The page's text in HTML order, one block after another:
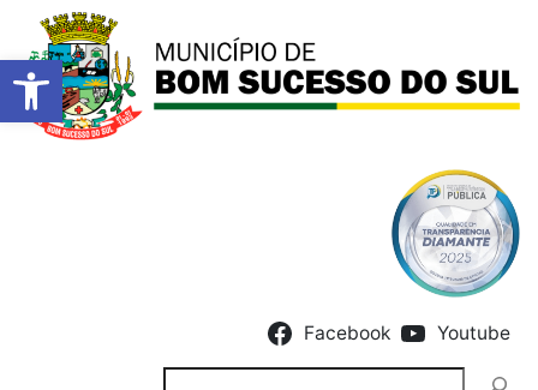
Barra de Ferramentas
Facebook Youtube